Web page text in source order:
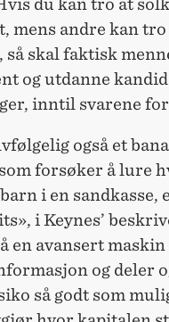
du kan tro at
mens andre kan tro
skal faktisk
og utdanne
inntil svarene
også et
forsøker å lure
i en sandkasse,
i Keynes’
en avansert maskin
og deler
så godt som